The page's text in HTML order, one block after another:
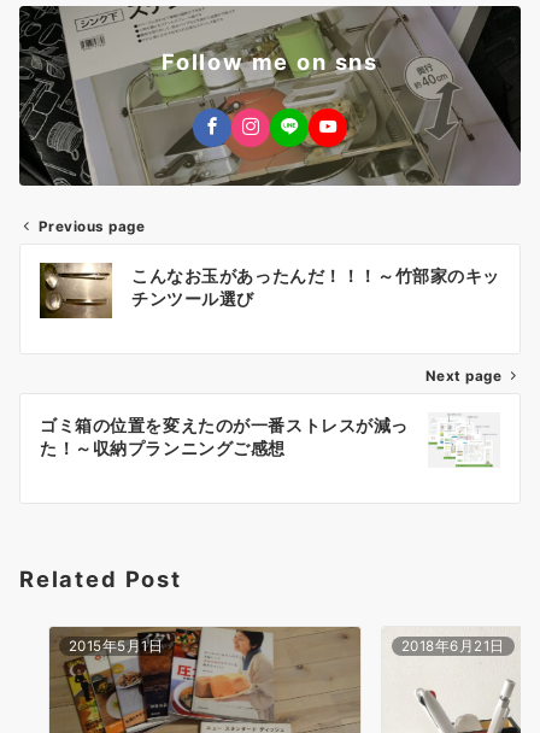
Follow me on sns
投
稿
ナ
ビ
ゲ
シ
ン
Previous page
こんなお玉があったんだ！！！～竹部家のキッ
チンツール選び
Next page
ゴミ箱の位置を変えたのが一番ストレスが減っ
た！～収納プランニングご感想
Related Post
2015年5月1日 2018年6月21日